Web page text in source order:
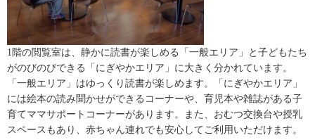
1階の閲覧室は、静かに読書が楽しめる「一般エリア」と子どもたち
がのびのびできる「にぎやかエリア」に大きく分かれています。
「一般エリア」はゆっくり読書が楽しめます。「にぎやかエリア」
には絵本の読み聞かせができるコーナーや、育児本や雑誌がある子
育てママサポートコーナーがあります。また、おむつ交換台や授乳
スペースもあり、赤ちゃん連れでも安心してご利用いただけます。